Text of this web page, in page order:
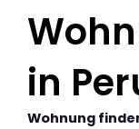
in
Wohnung